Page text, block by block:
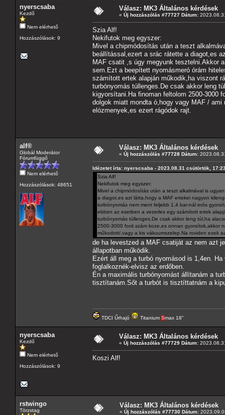
nyerscsaba
Kezdő
Nem elérhető
Hozzászólások: 9
Válasz: MK3 Általános kérdések
« Új hozzászólás #77727 Dátum:
Szia Alf!
Nekifutok meg egyszer:
Mivel a chipmódosítás után a teszt
beállítással,ezert a srác rátette a diagot,es
MAF csatit ,s úgy megyunk tesztelni.Akkor
sem.Ezt a beepített nyomásmeró órám
számított ertek alapján műkodik,ha viszont
turbónyomás túllenges.De csak akkor leng
kigyorsítani.Ha finoman feltolom 2500-3000
dolgok miatt mondta ó,hogy vagy MAF /
elózmenyek,es ezert rágódok rajt.
alf®
Globál Moderátor
Fórumfüggő
Nem elérhető
Hozzászólások: 48651
Válasz: MK3 Általános kérdések
« Új hozzászólás #77728 Dátum:
Idézetet írta: nyerscsaba - 2023.08.31 csütörtök,
Szia Alf!
Nekifutok meg egyszer:
Mivel a chipmódosítás után a teszt alkalmával is
a diagot,es azt látta,hogy a MAF ertekei nagyon
turbónyomás nem ment feljebb 1,4 bar-nál erós
ebben az esetben a vezerles egy számított ertek
turbónyomás túllenges.De csak akkor leng túl,ha
2500-3000 ford.szám koze,es onnan gyorsítok,akkor
műkodott/,vagy a kis vákuumszelep.Na roviden ezek
de ha levestzed a MAF csatiját az nem azt
állapotban működik.
Ezért áll meg a turbó nyomásod is 1,4en.
foglalkoznék-elvisz az erdőben.
Én a maximális turbónyomást állítanám a
tisztítanám.Sőt a turbót is tisztíttatnám a
TDCI Űrhajó Titanium Smax 18"
nyerscsaba
Kezdő
Nem elérhető
Hozzászólások: 9
Válasz: MK3 Általános kérdések
« Új hozzászólás #77729 Dátum:
Koszi Alf!
rstwingo
Törzstag
Válasz: MK3 Általános kérdések
« Új hozzászólás #77730 Dátum: